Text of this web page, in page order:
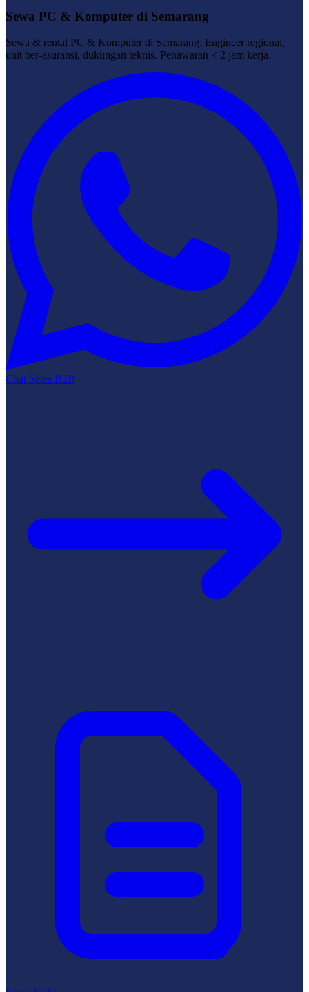
Sewa PC & Komputer di Semarang
Sewa & rental PC & Komputer di Semarang. Engineer regional,
unit ber-asuransi, dukungan teknis. Penawaran < 2 jam kerja.
Chat Sales B2B